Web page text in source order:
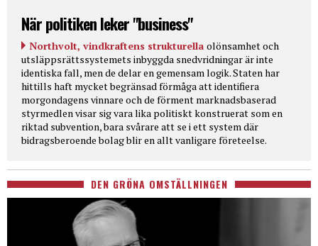
När politiken leker "business"
Northvolt, vindkraftens strukturella olönsamhet och
utsläppsrättssystemets inbyggda snedvridningar är inte
identiska fall, men de delar en gemensam logik. Staten har
hittills haft mycket begränsad förmåga att identifiera
morgondagens vinnare och de förment marknadsbaserad
styrmedlen visar sig vara lika politiskt konstruerat som en
riktad subvention, bara svårare att se i ett system där
bidragsberoende bolag blir en allt vanligare företeelse.
DEN GRÖNA OMSTÄLLNINGEN